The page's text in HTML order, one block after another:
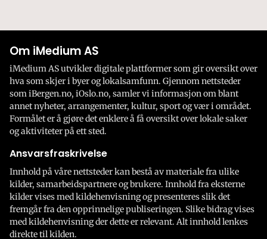
Om iMedium AS
iMedium AS utvikler digitale plattformer som gir oversikt over
hva som skjer i byer og lokalsamfunn. Gjennom nettsteder
som iBergen.no, iOslo.no, samler vi informasjon om blant
annet nyheter, arrangementer, kultur, sport og vær i området.
Formålet er å gjøre det enklere å få oversikt over lokale saker
og aktiviteter på ett sted.
Ansvarsfraskrivelse
Innhold på våre nettsteder kan bestå av materiale fra ulike
kilder, samarbeidspartnere og brukere. Innhold fra eksterne
kilder vises med kildehenvisning og presenteres slik det
fremgår fra den opprinnelige publiseringen. Slike bidrag vises
med kildehenvisning der dette er relevant. Alt innhold lenkes
direkte til kilden.